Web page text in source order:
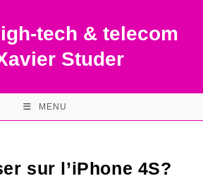
tech & telecom
Studer
MENU
sur l’iPhone 4S?